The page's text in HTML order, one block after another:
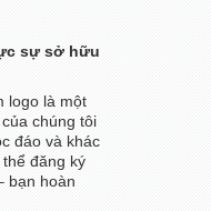
sự sở hữu
logo là một
chúng tôi
đáo và khác
đăng ký
bạn hoàn